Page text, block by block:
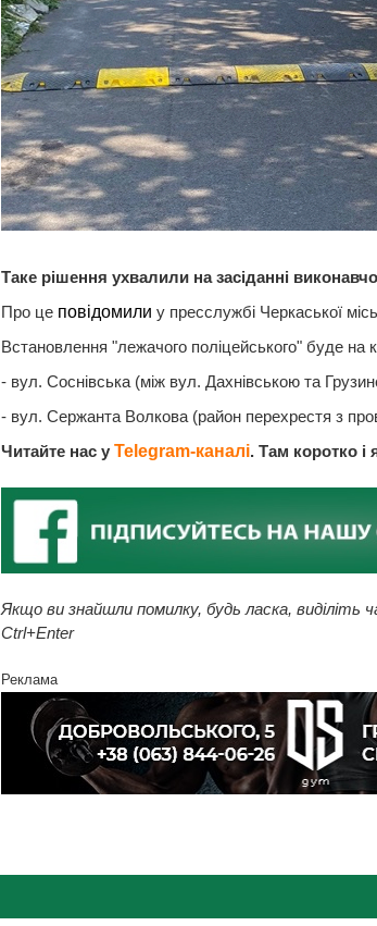
Таке рішення ухвалили на засіданні
Про це повідомили у пресслужбі Черкаської
Встановлення "лежачого поліцейського" буде на
- вул. Соснівська (між вул. Дахнівською та
- вул. Сержанта Волкова (район перехрестя з
Читайте нас у Telegram-каналі. Там коротко і
Якщо ви знайшли помилку, будь ласка, виділіть
Ctrl+Enter
Реклама